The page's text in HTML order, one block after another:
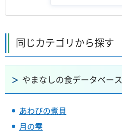
同じカテゴリから探す
やまなしの食データベース
あわびの煮貝
月の雫